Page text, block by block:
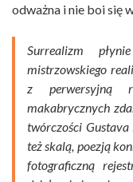
odważna i nie boi się
Surrealizm
mistrzowskiego
z perwersyjną
makabrycznych
twórczości Gustava
też skalą, poezją
fotograficzną